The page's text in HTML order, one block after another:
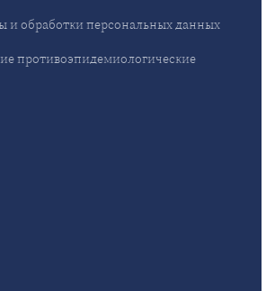
и обработки персональных данных
противоэпидемиологические